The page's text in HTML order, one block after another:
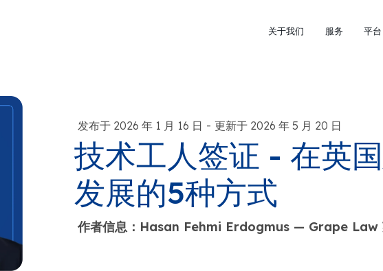
关于我们 服务 平台
发布于 2026 年 1 月 16 日 - 更新于 2026 年 5 月 20 日
技术工人签证 - 在英
发展的5种方式
作者信息：Hasan Fehmi Erdogmus — Grape Law